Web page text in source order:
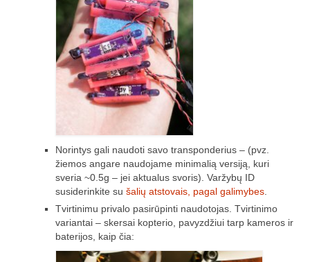
Minikopterių lenktynių taisyklės (2016-3)
Trasos schema (2016-3)
2017 pirmos lėktuvų lenktynės
Lėktuvų lenktynių taisyklės – 2017-1
Lėktuvų trasa, vietovė (2017-1)
2017-1 lėktuvų lenktynių media
Lėktuvų lenktynės įvyko – rezultatai!
2017 antros lėktuvų lenktynės
Taisyklės
Norintys gali naudoti savo transponderius – (pvz.
žiemos angare naudojame minimalią versiją, kuri
sveria ~0.5g – jei aktualus svoris). Varžybų ID
susiderinkite su šalių atstovais, pagal galimybes
Tvirtinimu privalo pasirūpinti naudotojas. Tvirtinimo
variantai – skersai kopterio, pavyzdžiui tarp kameros ir
baterijos, kaip čia: